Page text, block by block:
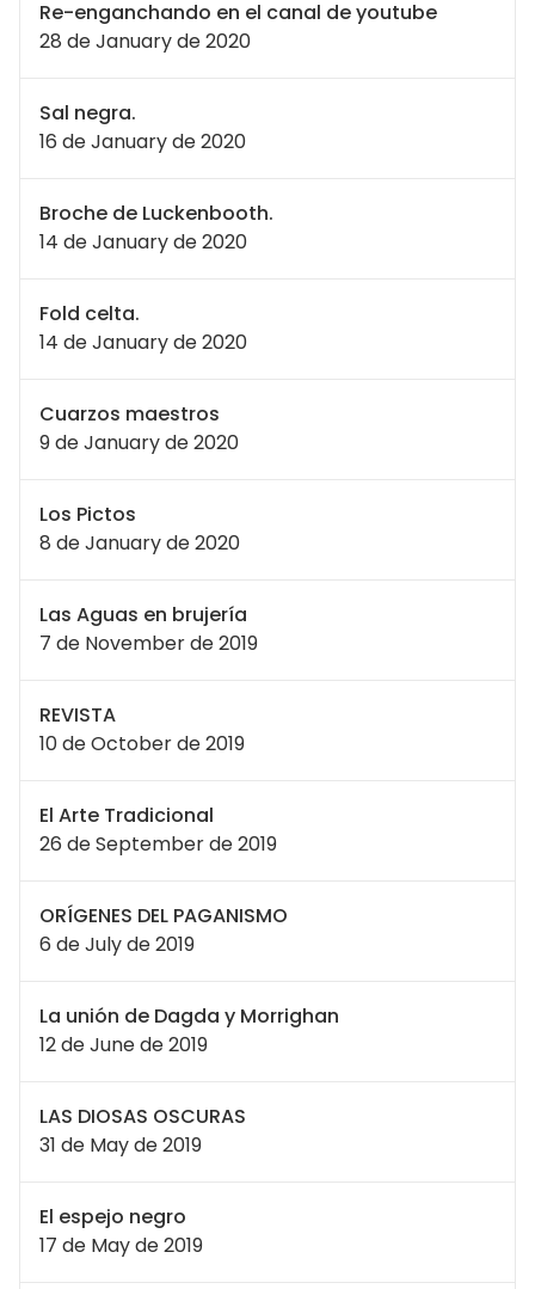
Re-enganchando en el canal de youtube
28 de January de 2020
Sal negra.
16 de January de 2020
Broche de Luckenbooth.
14 de January de 2020
Fold celta.
14 de January de 2020
Cuarzos maestros
9 de January de 2020
Los Pictos
8 de January de 2020
Las Aguas en brujería
7 de November de 2019
REVISTA
10 de October de 2019
El Arte Tradicional
26 de September de 2019
ORÍGENES DEL PAGANISMO
6 de July de 2019
La unión de Dagda y Morrighan
12 de June de 2019
LAS DIOSAS OSCURAS
31 de May de 2019
El espejo negro
17 de May de 2019